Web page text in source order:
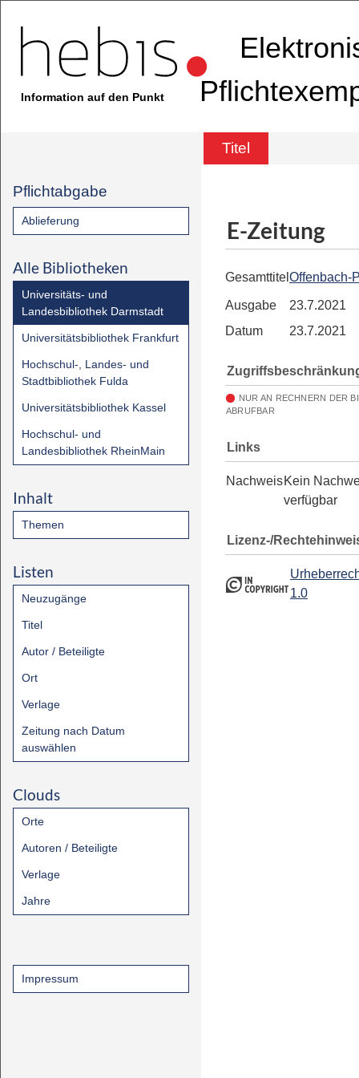
Information auf den Punkt
Titel
Pflichtabgabe
Ablieferung
Alle Bibliotheken
Universitäts- und
Landesbibliothek Darmstadt
Universitätsbibliothek Frankfurt
Hochschul-, Landes- und
Stadtbibliothek Fulda
Universitätsbibliothek Kassel
Hochschul- und
Landesbibliothek RheinMain
Inhalt
Themen
Listen
Neuzugänge
Titel
Autor / Beteiligte
Ort
Verlage
Zeitung nach Datum
auswählen
Clouds
Orte
Autoren / Beteiligte
Verlage
Jahre
Impressum
E-Zeitung
Gesamttitel Offenbach-
Ausgabe
23.7.2021
Datum
23.7.2021
NUR AN RECHNERN DER
ABRUFBAR
Links
NachweisKein
verfügbar
Lizenz-/
1.0